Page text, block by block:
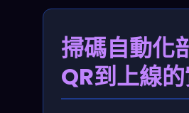
掃碼自動化
QR到上線